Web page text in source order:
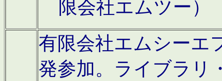
限会社エムツー）
有限会社エムシーエ
発参加。ライブラリ